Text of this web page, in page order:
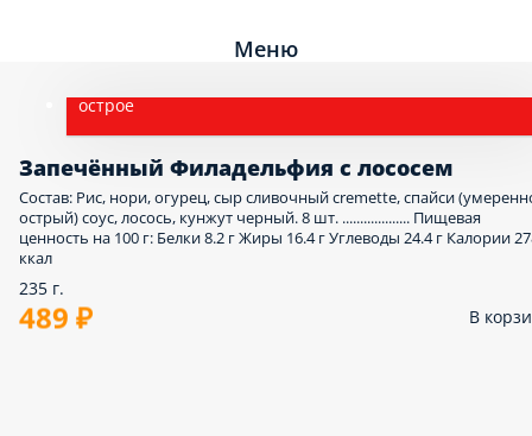
Меню
острое
Запечённый Филадельфия с лососем
Состав: Рис, нори, огурец, сыр сливочный cremette, спайси
острый) соус, лосось, кунжут черный. 8 шт. ................... Пищевая
ценность на 100 г: Белки 8.2 г Жиры 16.4 г Углеводы 24.4 г Калории
ккал
235 г.
489 ₽ В